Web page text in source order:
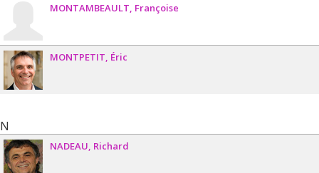
MONTAMBEAULT Françoise
MONTPETIT Éric
N
NADEAU Richard